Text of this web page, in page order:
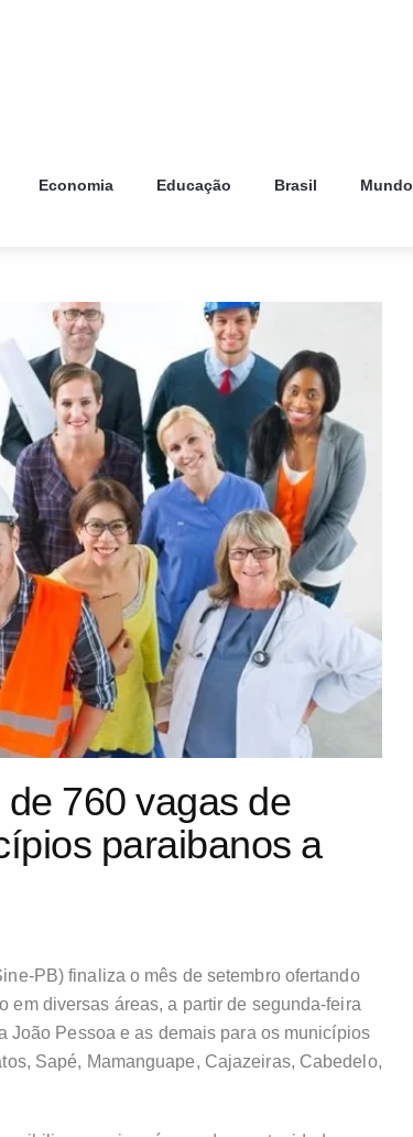
Economia Educação Brasil Mundo
760 vagas de
paraibanos a
PB) finaliza o mês de setembro ofertando
em diversas áreas, a partir de segunda-feira
João Pessoa e as demais para os municípios
Sapé, Mamanguape, Cajazeiras, Cabedelo,